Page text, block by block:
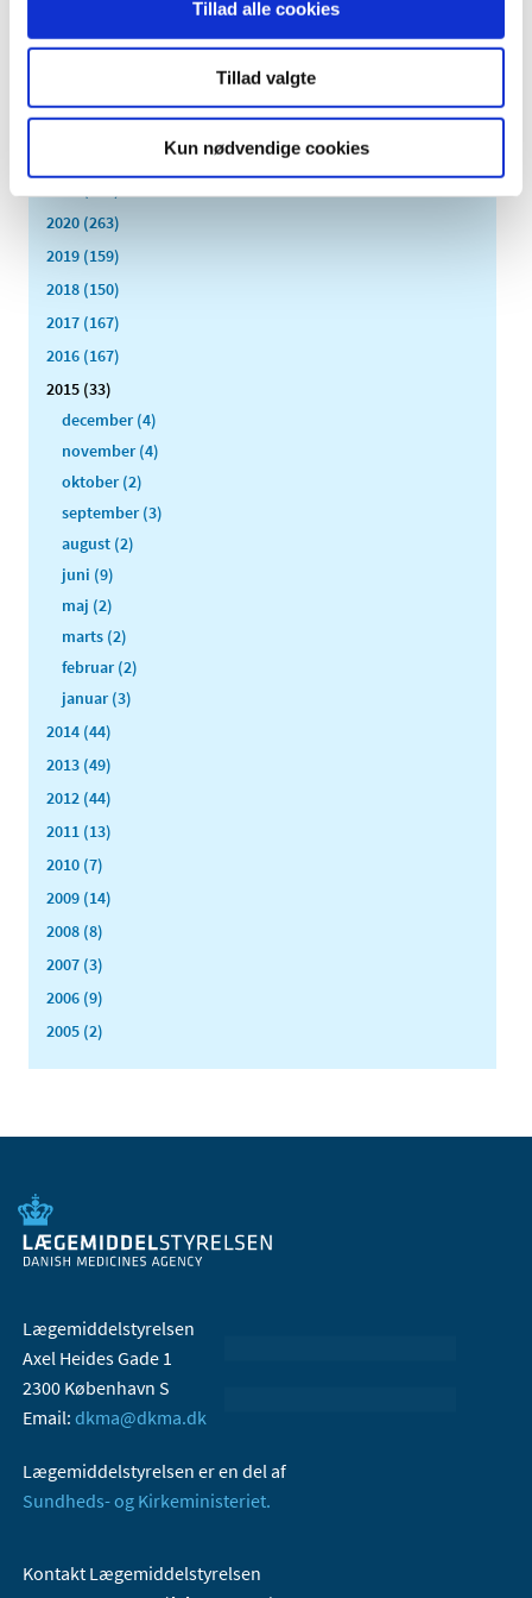
Tillad alle cookies
Tillad valgte
Kun nødvendige cookies
2025 (158)
2023 (195)
2020 (263)
2019 (159)
2018 (150)
2017 (167)
2016 (167)
2015 (33)
december (4)
november (4)
oktober (2)
september (3)
august (2)
juni (9)
maj (2)
marts (2)
februar (2)
januar (3)
2014 (44)
2013 (49)
2012 (44)
2011 (13)
2010 (7)
2009 (14)
2008 (8)
2007 (3)
2006 (9)
2005 (2)
Lægemiddelstyrelsen
Axel Heides Gade 1
2300 København S
Email: dkma@dkma.dk
Lægemiddelstyrelsen er en del af
Sundheds- og Kirkeministeriet.
Kontakt Lægemiddelstyrelsen